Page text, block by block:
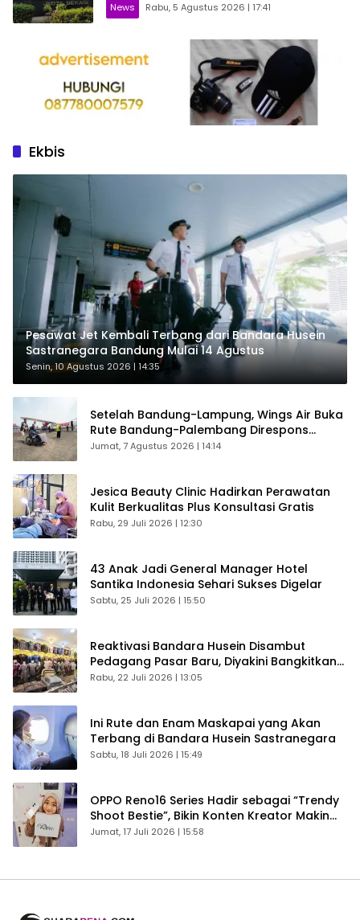
News Rabu, 5 Agustus 2026 | 17:41
Ekbis
Pesawat Jet Kembali Terbang dari Bandara Husein
Sastranegara Bandung Mulai 14 Agustus
Senin, 10 Agustus 2026 | 14:35
Setelah Bandung-Lampung, Wings Air Buka
Rute Bandung-Palembang Direspons
Langsung Penumpang
Jumat, 7 Agustus 2026 | 14:14
Jesica Beauty Clinic Hadirkan Perawatan
Kulit Berkualitas Plus Konsultasi Gratis
Rabu, 29 Juli 2026 | 12:30
43 Anak Jadi General Manager Hotel
Santika Indonesia Sehari Sukses Digelar
Sabtu, 25 Juli 2026 | 15:50
Reaktivasi Bandara Husein Disambut
Pedagang Pasar Baru, Diyakini Bangkitkan
Kembali Ekonomi Bandung
Rabu, 22 Juli 2026 | 13:05
Ini Rute dan Enam Maskapai yang Akan
Terbang di Bandara Husein Sastranegara
Sabtu, 18 Juli 2026 | 15:49
OPPO Reno16 Series Hadir sebagai “Trendy
Shoot Bestie”, Bikin Konten Kreator Makin
Betah
Jumat, 17 Juli 2026 | 15:58